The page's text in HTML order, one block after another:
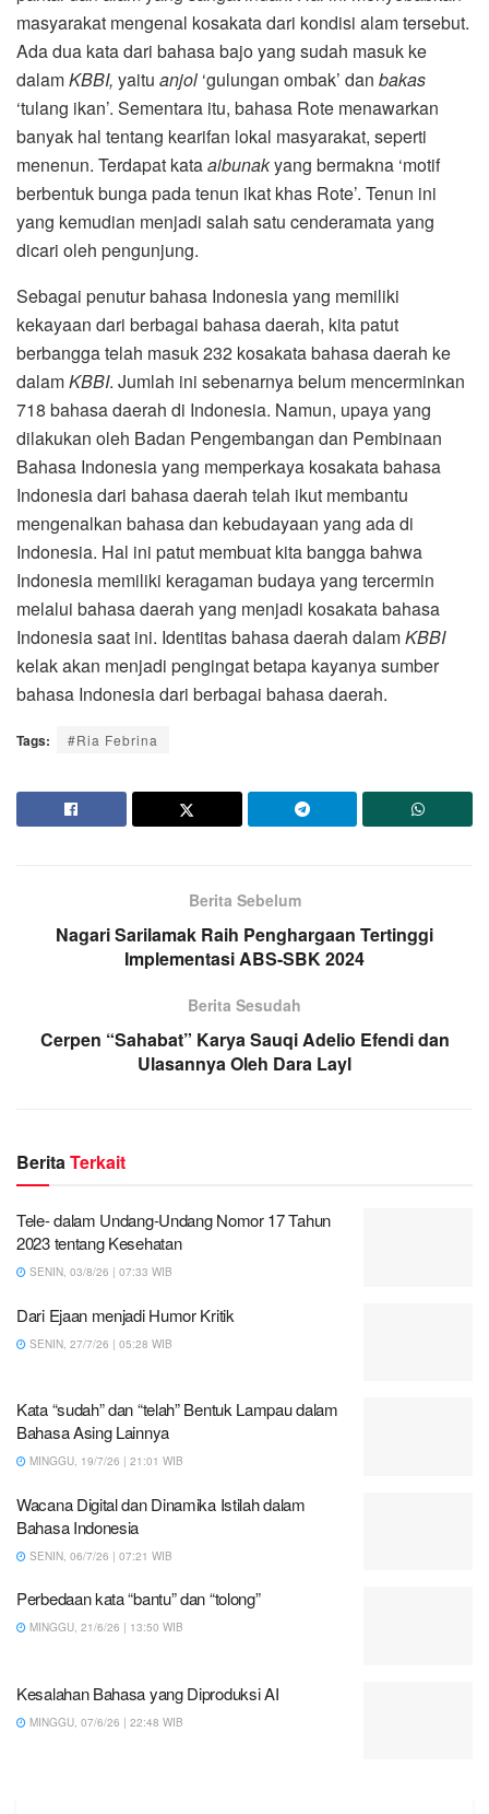
masyarakat mengenal kosakata dari kondisi alam tersebut.
Ada dua kata dari bahasa bajo yang sudah masuk ke
dalamKBBI, yaitu anjol ‘gulungan ombak’ dan bakas
‘tulang ikan’. Sementara itu, bahasa Rote menawarkan
banyak hal tentang kearifan lokal masyarakat, seperti
menenun. Terdapat kataaibunakyang bermakna ‘motif
berbentuk bunga pada tenun ikat khas Rote’. Tenun ini
yang kemudian menjadi salah satu cenderamata yang
dicari oleh pengunjung.
Sebagai penutur bahasa Indonesia yang memiliki
kekayaan dari berbagai bahasa daerah, kita patut
berbangga telah masuk 232 kosakata bahasa daerah ke
dalamKBBI. Jumlah ini sebenarnya belum mencerminkan
718 bahasa daerah di Indonesia. Namun, upaya yang
dilakukan oleh Badan Pengembangan dan Pembinaan
Bahasa Indonesia yang memperkaya kosakata bahasa
Indonesia dari bahasa daerah telah ikut membantu
mengenalkan bahasa dan kebudayaan yang ada di
Indonesia. Hal ini patut membuat kita bangga bahwa
Indonesia memiliki keragaman budaya yang tercermin
melalui bahasa daerah yang menjadi kosakata bahasa
Indonesia saat ini. Identitas bahasa daerah dalamKBBI
kelak akan menjadi pengingat betapa kayanya sumber
bahasa Indonesia dari berbagai bahasa daerah.
Tags: #Ria Febrina
Berita Sebelum
Nagari Sarilamak Raih Penghargaan Tertinggi
Implementasi ABS-SBK 2024
Berita Sesudah
Cerpen “Sahabat” Karya Sauqi Adelio Efendi dan
Ulasannya Oleh Dara Layl
BeritaTerkait
Tele- dalam Undang-Undang Nomor 17 Tahun
2023 tentang Kesehatan
SENIN, 03/8/26 | 07:33 WIB
Dari Ejaan menjadi Humor Kritik
SENIN, 27/7/26 | 05:28 WIB
Kata “sudah” dan “telah” Bentuk Lampau dalam
Bahasa Asing Lainnya
MINGGU, 19/7/26 | 21:01 WIB
Wacana Digital dan Dinamika Istilah dalam
Bahasa Indonesia
SENIN, 06/7/26 | 07:21 WIB
Perbedaan kata “bantu” dan “tolong”
MINGGU, 21/6/26 | 13:50 WIB
Kesalahan Bahasa yang Diproduksi AI
MINGGU, 07/6/26 | 22:48 WIB